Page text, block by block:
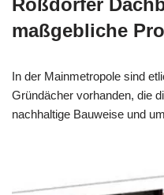
Roßdorfer
maßgebliche
In der Mainmetropole sind
Gründächer vorhanden, die
nachhaltige Bauweise und